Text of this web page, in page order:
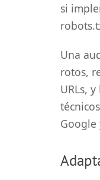
si
Una
rotos,
URLs,
Google